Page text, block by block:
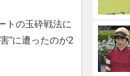
トの玉砕戦法に
”に遭ったのが2